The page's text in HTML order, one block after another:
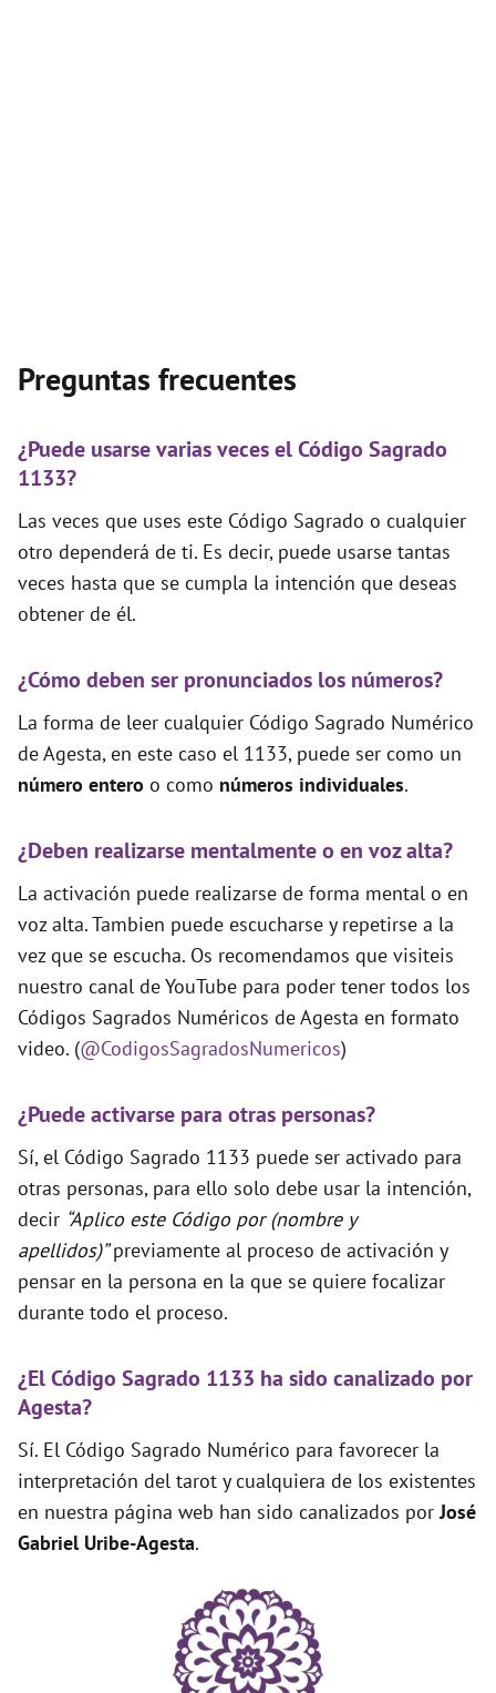
Preguntas frecuentes
¿Puede usarse varias veces el Código Sagrado
1133?
Las veces que uses este Código Sagrado o cualquier
otro dependerá de ti. Es decir, puede usarse tantas
veces hasta que se cumpla la intención que deseas
obtener de él.
¿Cómo deben ser pronunciados los números?
La forma de leer cualquier Código Sagrado Numérico
de Agesta, en este caso el 1133, puede ser como un
número entero o como números individuales.
¿Deben realizarse mentalmente o en voz alta?
La activación puede realizarse de forma mental o en
voz alta. Tambien puede escucharse y repetirse a la
vez que se escucha. Os recomendamos que visiteis
nuestro canal de YouTube para poder tener todos los
Códigos Sagrados Numéricos de Agesta en formato
video. (@CodigosSagradosNumericos)
¿Puede activarse para otras personas?
Sí, el Código Sagrado 1133 puede ser activado para
otras personas, para ello solo debe usar la intención,
decir “Aplico este Código por (nombre y
apellidos)”previamente al proceso de activación y
pensar en la persona en la que se quiere focalizar
durante todo el proceso.
¿El Código Sagrado 1133 ha sido canalizado por
Agesta?
Sí. El Código Sagrado Numérico para favorecer la
interpretación del tarot y cualquiera de los existentes
en nuestra página web han sido canalizados porJosé
Gabriel Uribe-Agesta.